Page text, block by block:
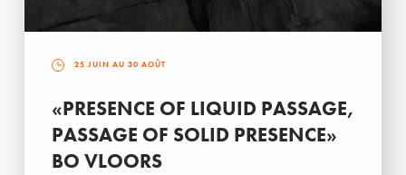
25 JUIN AU 30 AOÛT
«PRESENCE OF LIQUID PASSAGE,
PASSAGE OF SOLID PRESENCE»
BO VLOORS